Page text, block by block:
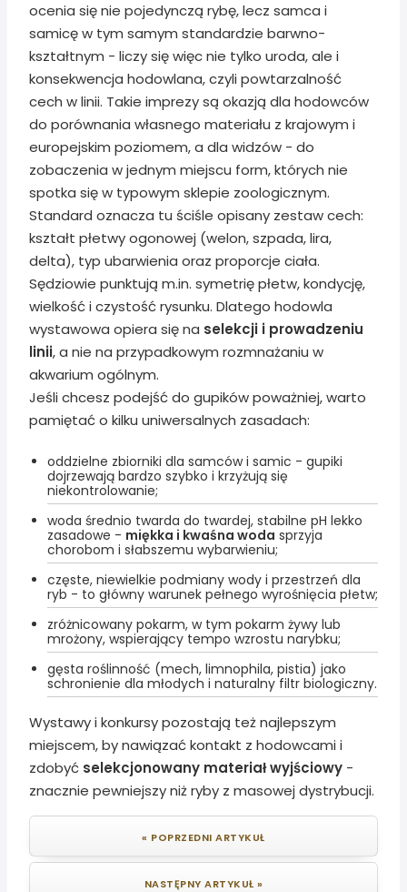
ocenia się nie pojedynczą rybę, lecz samca i
samicę w tym samym standardzie barwno-
kształtnym - liczy się więc nie tylko uroda, ale i
konsekwencja hodowlana, czyli powtarzalność
cech w linii. Takie imprezy są okazją dla hodowców
do porównania własnego materiału z krajowym i
europejskim poziomem, a dla widzów - do
zobaczenia w jednym miejscu form, których nie
spotka się w typowym sklepie zoologicznym.
Standard oznacza tu ściśle opisany zestaw cech:
kształt płetwy ogonowej (welon, szpada, lira,
delta), typ ubarwienia oraz proporcje ciała.
Sędziowie punktują m.in. symetrię płetw, kondycję,
wielkość i czystość rysunku. Dlatego hodowla
wystawowa opiera się na selekcji i prowadzeniu
linii, a nie na przypadkowym rozmnażaniu w
akwarium ogólnym.
Jeśli chcesz podejść do gupików poważniej, warto
pamiętać o kilku uniwersalnych zasadach:
oddzielne zbiorniki dla samców i samic - gupiki
dojrzewają bardzo szybko i krzyżują się
niekontrolowanie;
woda średnio twarda do twardej, stabilne pH lekko
zasadowe - miękka i kwaśna woda sprzyja
chorobom i słabszemu wybarwieniu;
częste, niewielkie podmiany wody i przestrzeń dla
ryb - to główny warunek pełnego wyrośnięcia płetw;
zróżnicowany pokarm, w tym pokarm żywy lub
mrożony, wspierający tempo wzrostu narybku;
gęsta roślinność (mech, limnophila, pistia) jako
schronienie dla młodych i naturalny filtr biologiczny.
Wystawy i konkursy pozostają też najlepszym
miejscem, by nawiązać kontakt z hodowcami i
zdobyć selekcjonowany materiał wyjściowy -
znacznie pewniejszy niż ryby z masowej dystrybucji.
« POPRZEDNI ARTYKUŁ
NASTĘPNY ARTYKUŁ »